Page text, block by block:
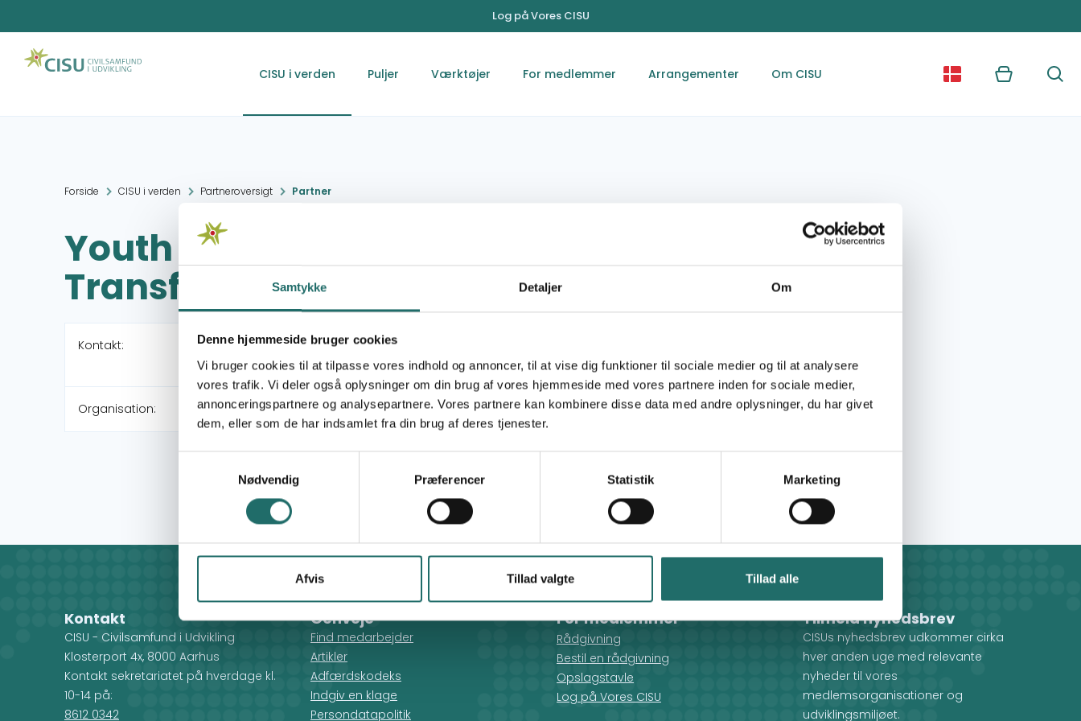
Samtykke Detaljer Om
Denne hjemmeside bruger cookies
Vi bruger cookies til at tilpasse vores indhold og annoncer, til at vise dig funktioner til sociale medier og til at analysere
vores trafik. Vi deler også oplysninger om din brug af vores hjemmeside med vores partnere inden for sociale medier,
annonceringspartnere og analysepartnere. Vores partnere kan kombinere disse data med andre oplysninger, du har givet
dem, eller som de har indsamlet fra din brug af deres tjenester.
Nødvendig
Præferencer Statistik Marketing
Afvis Tillad valgte Tillad alle
Log på Vores CISU
CISU i verden Puljer Værktøjer For medlemmer Arrangementer Om CISU Kurv Søg
Forside CISU i verden Partneroversigt Partner
Youth Empowerment and
Transformation Trust (YET)
Kontakt:
Haare
yetprogramme@gmail.com
Organisation: DUF - Dansk Ungdoms Fællesråd
Kontakt
CISU - Civilsamfund i Udvikling
Klosterport 4x, 8000 Aarhus
Kontakt sekretariatet på hverdage kl.
10-14 på:
8612 0342
Genveje
Find medarbejder
Artikler
Adfærdskodeks
Indgiv en klage
Persondatapolitik
For medlemmer
Rådgivning
Bestil en rådgivning
Opslagstavle
Log på Vores CISU
Tilmeld nyhedsbrev
CISUs nyhedsbrev udkommer cirka
hver anden uge med relevante
nyheder til vores
medlemsorganisationer og
udviklingsmiljøet.